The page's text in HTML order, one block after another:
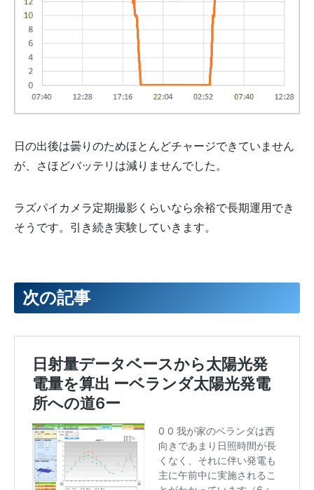
日の出後は曇りのためほとんどチャージできていません
が、さほどバッテリは減りませんでした。
ラズパイカメラ定期撮影くらいなら余裕で長期運用でき
そうです。引き続き実験していきます。
次の記事